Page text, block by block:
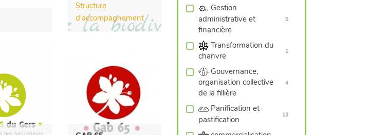
Gestion
administrative et
financière
5
Transformation du
chanvre
1
Gouvernance,
organisation collective
de la fillière
4
Panification et
pastification
13
Structure
d'accompagnement